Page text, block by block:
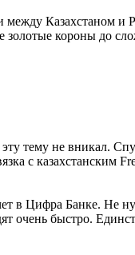
между Казахстаном
короны до
тему не вникал.
с казахстанским
Цифра Банке. Не
быстро.